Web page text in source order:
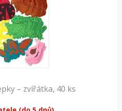
– zvířátka, 40 ks